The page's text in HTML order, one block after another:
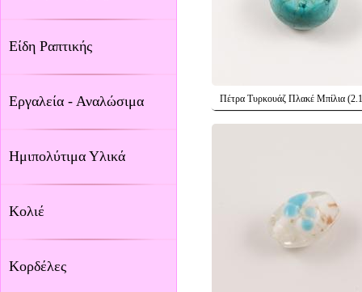
Είδη Ραπτικής
Εργαλεία - Αναλώσιμα
Ημιπολύτιμα Υλικά
Κολιέ
Κορδέλες
Πέτρα Τυρκουάζ Πλακέ Μπίλια